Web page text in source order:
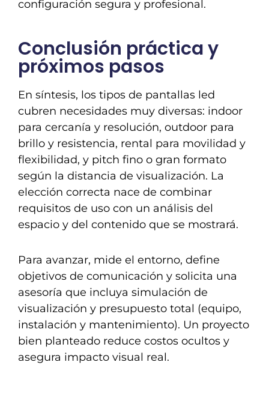
configuración segura y profesional.
Conclusión práctica y
próximos pasos
En síntesis, los tipos de pantallas led
cubren necesidades muy diversas: indoor
para cercanía y resolución, outdoor para
brillo y resistencia, rental para movilidad y
flexibilidad, y pitch fino o gran formato
según la distancia de visualización. La
elección correcta nace de combinar
requisitos de uso con un análisis del
espacio y del contenido que se mostrará.
Para avanzar, mide el entorno, define
objetivos de comunicación y solicita una
asesoría que incluya simulación de
visualización y presupuesto total (equipo,
instalación y mantenimiento). Un proyecto
bien planteado reduce costos ocultos y
asegura impacto visual real.